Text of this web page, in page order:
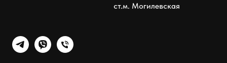
ст.м. Могилевская